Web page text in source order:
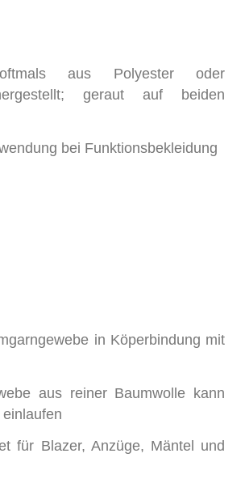
aus Polyester oder
geraut auf beiden
bei Funktionsbekleidung
in Köperbindung mit
aus reiner Baumwolle kann
für Blazer, Anzüge, Mäntel und